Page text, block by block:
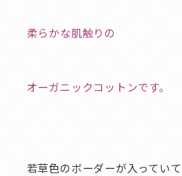
柔らかな肌触りの
オーガニックコットンです。
若草色のボーダーが入っていて